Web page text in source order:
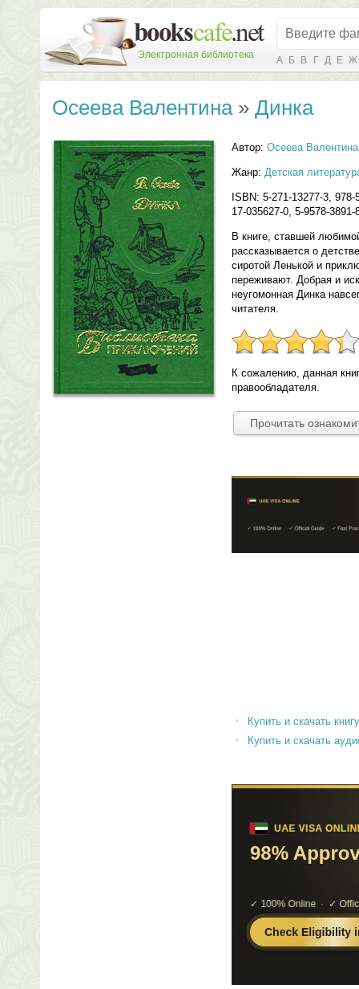
Электронная библиотека А Б В Г Д Е Ж
Осеева Валентина» Динка
Автор: Осеева Валентина
Жанр: Детская
ISBN: 5-271-13277-3,
17-035627-0, 5-9578-
В книге, ставшей
рассказывается о
сиротой Ленькой и
переживают. Добрая и
неугомонная Динка
читателя.
К сожалению, данная
правообладателя.
Прочитать
Купить и скачать
Купить и скачать